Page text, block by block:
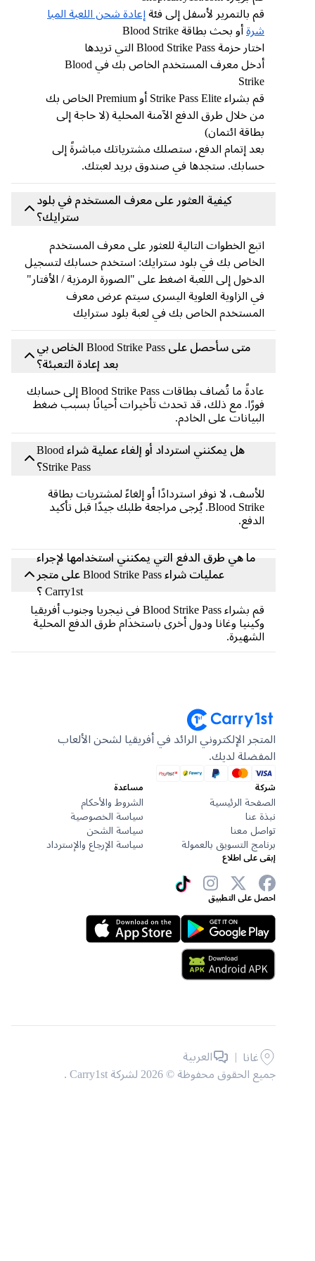
قم بالتمرير لأسفل إلى فئةإعادة شحن اللعبة المبا
أو بحث بطاقة Blood Strike
اختار حزمة Blood Strike Pass التي تريدها
أدخل معرف المستخدم الخاص بك في Blood
قم بشراء Strike Pass Elite أو Premium الخاص بك
من خلال طرق الدفع الآمنة المحلية (لا حاجة إلى
بطاقة ائتمان)
بعد إتمام الدفع، ستصلك مشترياتك مباشرةً إلى
حسابك. ستجدها في صندوق بريد لعبتك.
كيفية العثور على معرف المستخدم في بلود
سترايك؟
اتبع الخطوات التالية للعثور على معرف المستخدم
الخاص بك في بلود سترايك: استخدم حسابك لتسجيل
الدخول إلى اللعبة اضغط على "الصورة الرمزية / الأفتار"
في الزاوية العلوية اليسرى سيتم عرض معرف
المستخدم الخاص بك في لعبة بلود سترايك
متى سأحصل على Blood Strike Pass الخاص بي
بعد إعادة التعبئة؟
عادةً ما تُضاف بطاقات Blood Strike Pass إلى حسابك
فورًا. مع ذلك، قد تحدث تأخيرات أحيانًا بسبب ضغط
البيانات على الخادم.
هل يمكنني استرداد أو إلغاء عملية شراء Blood
Strike Pass؟
للأسف، لا نوفر استردادًا أو إلغاءً لمشتريات بطاقة
Blood Strike. يُرجى مراجعة طلبك جيدًا قبل تأكيد
ما هي طرق الدفع التي يمكنني استخدامها لإجراء
عمليات شراء Blood Strike Pass على متجر
Carry1st ؟
قم بشراء Blood Strike Pass في نيجريا وجنوب أفريقيا
وكينيا وغانا ودول أخرى باستخدام طرق الدفع المحلية
الشهيرة.
المتجر الإلكتروني الرائد في أفريقيا لشحن الألعاب
المفضلة لديك.
الصفحة الرئيسية
نبذة عنا
تواصل معنا
برنامج التسويق بالعمولة
مساعدة
الشروط والأحكام
سياسة الخصوصية
سياسة الشحن
سياسة الإرجاع والإسترداد
إبقى على اطلاع
احصل على التطبيق
جميع الحقوق محفوظة © 2026 لشركة Carry1st .
غانا | العربية